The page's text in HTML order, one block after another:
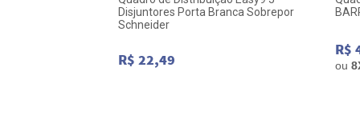
Disjuntores Porta Branca Sobrepor
Schneider
R$ 22,49
R$
ou 8